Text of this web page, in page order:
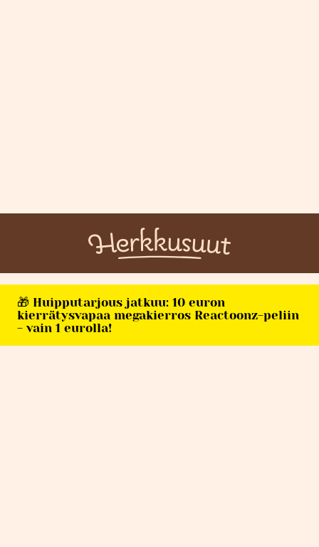
🎁 Huipputarjous jatkuu: 10 euron
kierrätysvapaa megakierros Reactoonz-peliin
- vain 1 eurolla!